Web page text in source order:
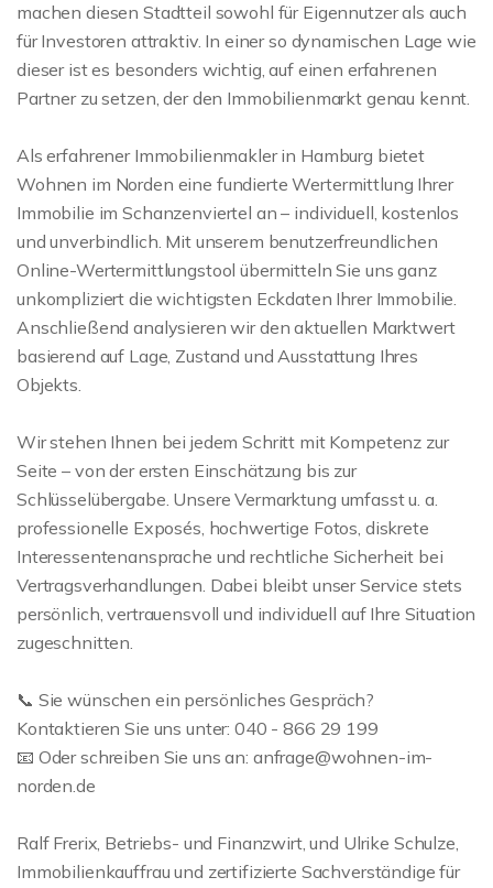
machen diesen Stadtteil sowohl für Eigennutzer als auch
für Investoren attraktiv. In einer so dynamischen Lage wie
dieser ist es besonders wichtig, auf einen erfahrenen
Partner zu setzen, der den Immobilienmarkt genau kennt.
Als erfahrener Immobilienmakler in Hamburg bietet
Wohnen im Norden eine fundierte Wertermittlung Ihrer
Immobilie im Schanzenviertel an – individuell, kostenlos
und unverbindlich. Mit unserem benutzerfreundlichen
Online-Wertermittlungstool übermitteln Sie uns ganz
unkompliziert die wichtigsten Eckdaten Ihrer Immobilie.
Anschließend analysieren wir den aktuellen Marktwert
basierend auf Lage, Zustand und Ausstattung Ihres
Objekts.
Wir stehen Ihnen bei jedem Schritt mit Kompetenz zur
Seite – von der ersten Einschätzung bis zur
Schlüsselübergabe. Unsere Vermarktung umfasst u. a.
professionelle Exposés, hochwertige Fotos, diskrete
Interessentenansprache und rechtliche Sicherheit bei
Vertragsverhandlungen. Dabei bleibt unser Service stets
persönlich, vertrauensvoll und individuell auf Ihre Situation
zugeschnitten.
📞 Sie wünschen ein persönliches Gespräch?
Kontaktieren Sie uns unter: 040 - 866 29 199
📧 Oder schreiben Sie uns an: anfrage@wohnen-im-
norden.de
Ralf Frerix, Betriebs- und Finanzwirt, und Ulrike Schulze,
Immobilienkauffrau und zertifizierte Sachverständige für